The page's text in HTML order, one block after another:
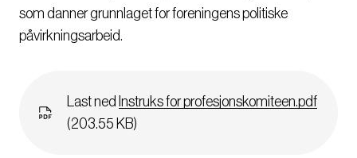
som danner grunnlaget for foreningens politiske
påvirkningsarbeid.
Dokument
Last ned Instruks for profesjonskomiteen.pdf
(203.55 KB)